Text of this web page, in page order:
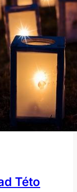
Této